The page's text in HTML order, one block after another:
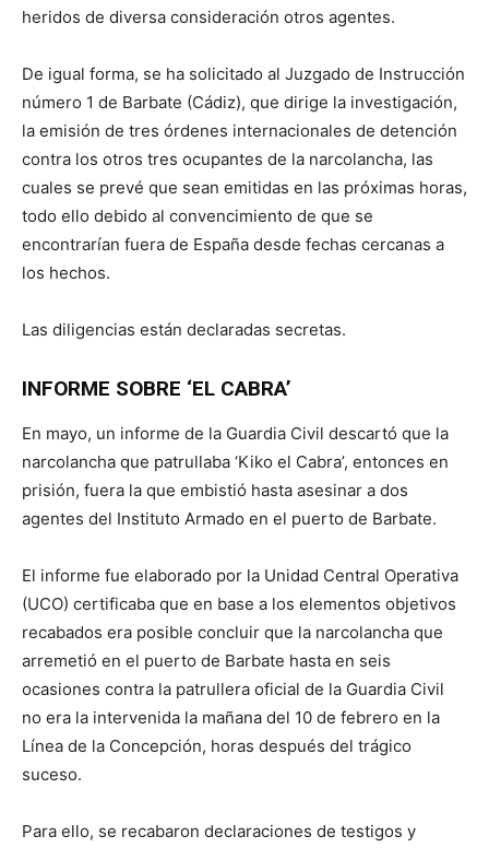
heridos de diversa consideración otros agentes.
De igual forma, se ha solicitado al Juzgado de Instrucción
número 1 de Barbate (Cádiz), que dirige la investigación,
la emisión de tres órdenes internacionales de detención
contra los otros tres ocupantes de la narcolancha, las
cuales se prevé que sean emitidas en las próximas horas,
todo ello debido al convencimiento de que se
encontrarían fuera de España desde fechas cercanas a
los hechos.
Las diligencias están declaradas secretas.
INFORME SOBRE ‘EL CABRA’
En mayo, un informe de la Guardia Civil descartó que la
narcolancha que patrullaba ‘Kiko el Cabra’, entonces en
prisión, fuera la que embistió hasta asesinar a dos
agentes del Instituto Armado en el puerto de Barbate.
El informe fue elaborado por la Unidad Central Operativa
(UCO) certificaba que en base a los elementos objetivos
recabados era posible concluir que la narcolancha que
arremetió en el puerto de Barbate hasta en seis
ocasiones contra la patrullera oficial de la Guardia Civil
no era la intervenida la mañana del 10 de febrero en la
Línea de la Concepción, horas después del trágico
suceso.
Para ello, se recabaron declaraciones de testigos y